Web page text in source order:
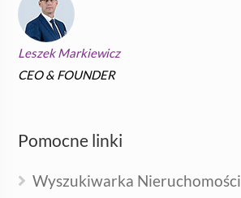
Leszek Markiewicz
CEO & FOUNDER
Pomocne linki
Wyszukiwarka Nieruchomości